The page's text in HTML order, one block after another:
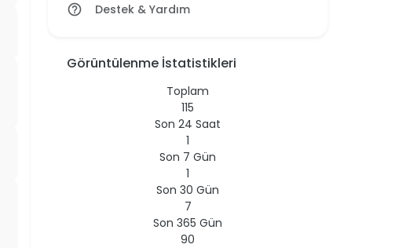
help_outline Destek & Yardım
Görüntülenme İstatistikleri
Toplam
115
Son 24 Saat
1
Son 7 Gün
1
Son 30 Gün
7
Son 365 Gün
90